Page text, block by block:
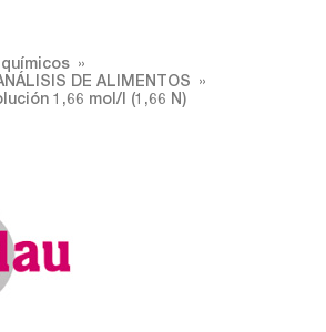
DE ALIMENTOS
1,66 mol/l (1,66 N)